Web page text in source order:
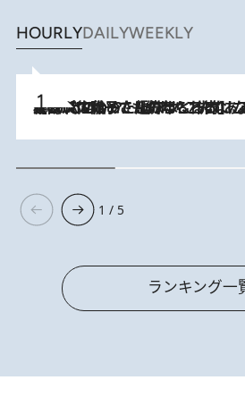
HOURLYDAILYWEEKLY
2026.8.5
【阿川佐和子さんの年とる力】なぜ70代で始めた趣味は“こんなに楽しい”のか？ ピアノ、俳句…スランプに陥っても続けられる“ある秘訣”とは
1 / 5
ランキング一